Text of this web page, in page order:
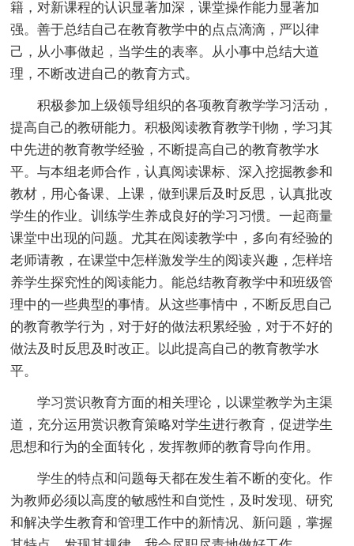
籍，对新课程的认识显著加深，课堂操作能力显著加
强。善于总结自己在教育教学中的点点滴滴，严以律
己，从小事做起，当学生的表率。从小事中总结大道
理，不断改进自己的教育方式。
积极参加上级领导组织的各项教育教学学习活动，
提高自己的教研能力。积极阅读教育教学刊物，学习其
中先进的教育教学经验，不断提高自己的教育教学水
平。与本组老师合作，认真阅读课标、深入挖掘教参和
教材，用心备课、上课，做到课后及时反思，认真批改
学生的作业。训练学生养成良好的学习习惯。一起商量
课堂中出现的问题。尤其在阅读教学中，多向有经验的
老师请教，在课堂中怎样激发学生的阅读兴趣，怎样培
养学生探究性的阅读能力。能总结教育教学中和班级管
理中的一些典型的事情。从这些事情中，不断反思自己
的教育教学行为，对于好的做法积累经验，对于不好的
做法及时反思及时改正。以此提高自己的教育教学水
平。
学习赏识教育方面的相关理论，以课堂教学为主渠
道，充分运用赏识教育策略对学生进行教育，促进学生
思想和行为的全面转化，发挥教师的教育导向作用。
学生的特点和问题每天都在发生着不断的变化。作
为教师必须以高度的敏感性和自觉性，及时发现、研究
和解决学生教育和管理工作中的新情况、新问题，掌握